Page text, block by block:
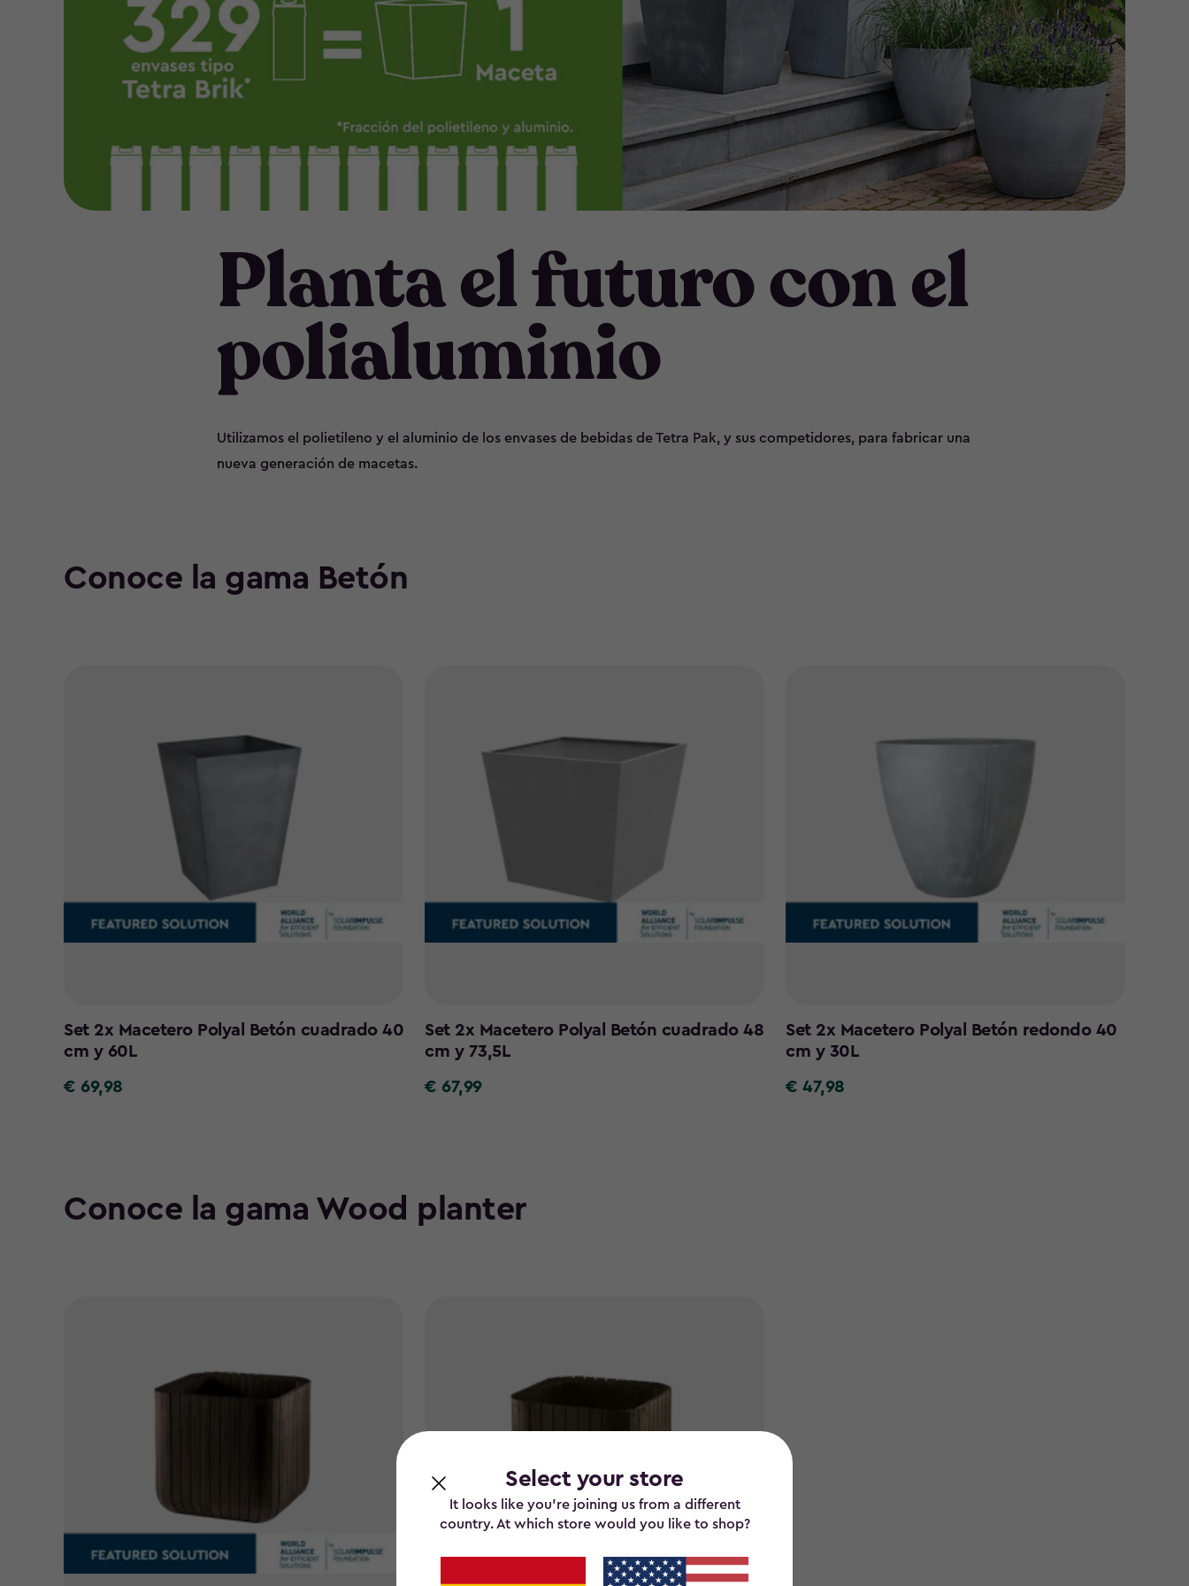
Select your store
It looks like you’re joining us from a different
country. At which store would you like to shop?
Planta el futuro con el
polialuminio
Utilizamos el polietileno y el aluminio de los envases de bebidas de Tetra Pak, y sus competidores, para fabricar una
nueva generación de macetas.
Conoce la gama Betón
Set 2x Macetero Polyal Betón cuadrado 40
cm y 60L
€
€ 69,98
Set 2x Macetero Polyal Betón cuadrado 48
cm y 73,5L
€
€ 67,99
Set 2x Macetero Polyal Betón redondo 40
cm y 30L
€
€ 47,98
Conoce la gama Wood planter